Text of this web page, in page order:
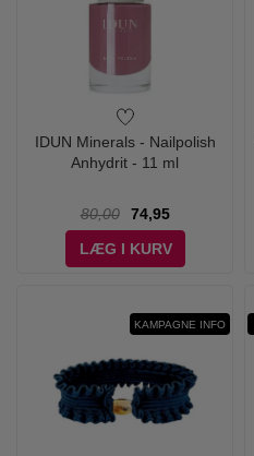
IDUN Minerals - Nailpolish
Anhydrit - 11 ml
80,00
74,95
LÆG I KURV
KAMPAGNE INFO